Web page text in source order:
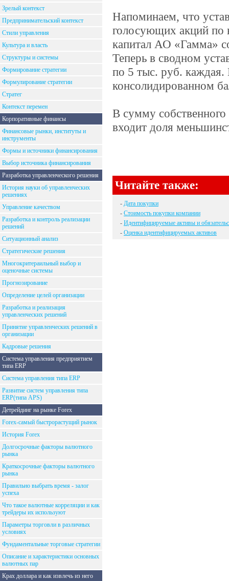
Зрелый контекст
Предпринимательский контекст
Стили управления
Культура и власть
Структуры и системы
Формирование стратегии
Формулирование стратегии
Стратег
Контекст перемен
Корпоративные финансы
Финансовые рынки, институты и
инструменты
Формы и источники финансирования
Выбор источника финансирования
Разработка управленческого решения
История науки об управленческих
решениях
Управление качеством
Разработка и контроль реализации
решений
Ситуационный анализ
Стратегические решения
Многокритераильный выбор и
оценочные системы
Прогнозирование
Определение целей организации
Разработка и реализация
управленческих решений
Принятие управленческих решений в
организации
Кадровые решения
Система управления предприятием
типа ERP
Система управления типа ERP
Развитие систем управления типа
ERP(типа APS)
Детрейдинг на рынке Forex
Forex-самый быстрорастущий рынок
История Forex
Долгосрочные факторы валютного
рынка
Краткосрочные факторы валютного
рынка
Правильно выбрать время - залог
успеха
Что такое валютные корреляции и как
трейдеры их используют
Параметры торговли в различных
условиях
Фундаментальные торговые стратегии
Описание и характеристики основных
валютных пар
Крах доллара и как извлечь из него
Напоминаем, что
голосующих акций по
капитал АО «Гамма»
Теперь в сводном
по 5 тыс. руб.
консолидированном
В сумму
входит доля
Читайте также:
- Дата покупки
- Стоимость покупки компании
- Идентифицируемые активы и
- Оценка идентифицируемых активов